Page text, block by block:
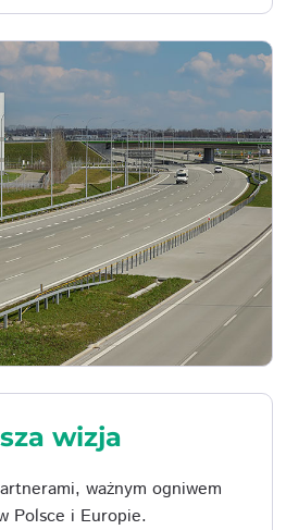
wizja
ważnym ogniwem
Polsce i Europie.